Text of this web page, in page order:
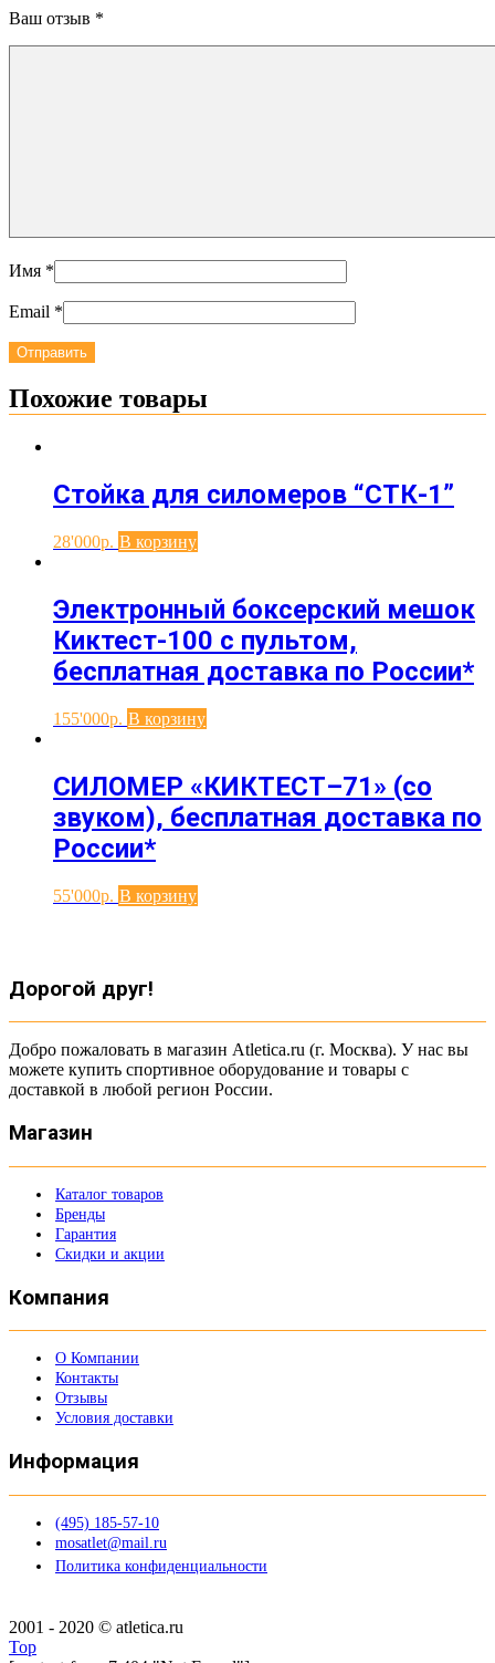
Ваш отзыв *
Имя *
Email *
Похожие товары
Стойка для силомеров “СТК-1”
28'000 В корзину
Электронный боксерский мешок
Киктест-100 с пультом,
бесплатная доставка по России*
155'000 В корзину
СИЛОМЕР «КИКТЕСТ–71» (со
звуком), бесплатная доставка по
России*
55'000 В корзину
Дорогой друг!
Добро пожаловать в магазин Atletica.ru (г. Москва). У нас вы
можете купить спортивное оборудование и товары с
доставкой в любой регион России.
Магазин
Каталог товаров
Бренды
Гарантия
Скидки и акции
Компания
О Компании
Контакты
Отзывы
Условия доставки
Информация
(495) 185-57-10
mosatlet@mail.ru
Политика конфиденциальности
2001 - 2020 © atletica.ru
Top